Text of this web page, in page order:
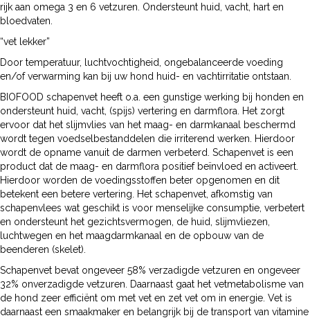
rijk aan omega 3 en 6 vetzuren. Ondersteunt huid, vacht, hart en
bloedvaten.
“vet lekker”
Door temperatuur, luchtvochtigheid, ongebalanceerde voeding
en/of verwarming kan bij uw hond huid- en vachtirritatie ontstaan.
BIOFOOD schapenvet heeft o.a. een gunstige werking bij honden en
ondersteunt huid, vacht, (spijs) vertering en darmflora. Het zorgt
ervoor dat het slijmvlies van het maag- en darmkanaal beschermd
wordt tegen voedselbestanddelen die irriterend werken. Hierdoor
wordt de opname vanuit de darmen verbeterd. Schapenvet is een
product dat de maag- en darmflora positief beïnvloed en activeert.
Hierdoor worden de voedingsstoffen beter opgenomen en dit
betekent een betere vertering. Het schapenvet, afkomstig van
schapenvlees wat geschikt is voor menselijke consumptie, verbetert
en ondersteunt het gezichtsvermogen, de huid, slijmvliezen,
luchtwegen en het maagdarmkanaal en de opbouw van de
beenderen (skelet).
Schapenvet bevat ongeveer 58% verzadigde vetzuren en ongeveer
32% onverzadigde vetzuren. Daarnaast gaat het vetmetabolisme van
de hond zeer efficiënt om met vet en zet vet om in energie. Vet is
daarnaast een smaakmaker en belangrijk bij de transport van vitamine